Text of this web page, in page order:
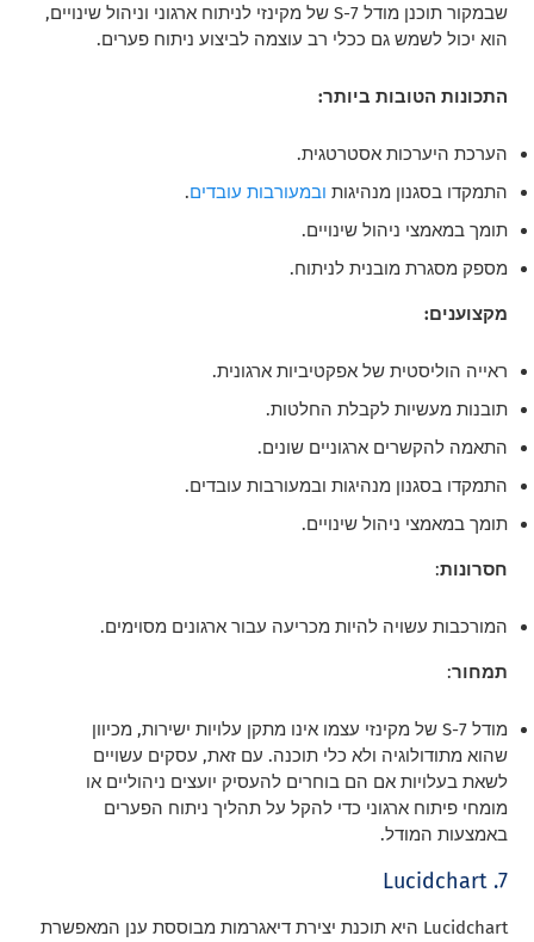
שבמקור תוכנן מודל 7-S של מקינזי לניתוח ארגוני וניהול שינויים,
הוא יכול לשמש גם ככלי רב עוצמה לביצוע ניתוח פערים.
התכונות הטובות ביותר:
הערכת היערכות אסטרטגית.
התמקדו בסגנון מנהיגות ובמעורבות עובדים.
תומך במאמצי ניהול שינויים.
מספק מסגרת מובנית לניתוח.
מקצוענים:
ראייה הוליסטית של אפקטיביות ארגונית.
תובנות מעשיות לקבלת החלטות.
התאמה להקשרים ארגוניים שונים.
התמקדו בסגנון מנהיגות ובמעורבות עובדים.
תומך במאמצי ניהול שינויים.
חסרונות:
המורכבות עשויה להיות מכריעה עבור ארגונים מסוימים.
תמחור:
מודל 7-S של מקינזי עצמו אינו מתקן עלויות ישירות, מכיוון
שהוא מתודולוגיה ולא כלי תוכנה. עם זאת, עסקים עשויים
לשאת בעלויות אם הם בוחרים להעסיק יועצים ניהוליים או
מומחי פיתוח ארגוני כדי להקל על תהליך ניתוח הפערים
באמצעות המודל.
7. Lucidchart
Lucidchart היא תוכנת יצירת דיאגרמות מבוססת ענן המאפשרת